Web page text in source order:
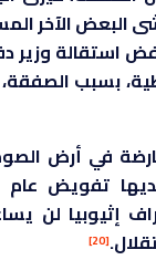
البعض الآخر
استقالة وزير
بسبب الصفقة،
في أرض
تفويض عام
إثيوبيا لن
[20]